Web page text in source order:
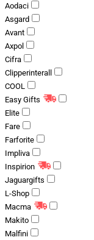
Aodaci
Asgard
Avant
Axpol
Cifra
Clipperinterall
COOL
Easy Gifts
Elite
Fare
Farforite
Impliva
Inspirion
Jaguargifts
L-Shop
Macma
Makito
Malfini